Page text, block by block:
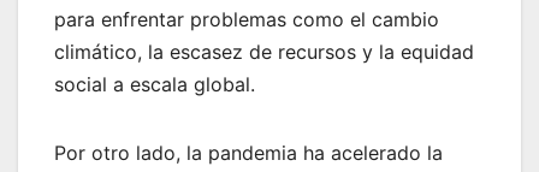
para enfrentar problemas como el cambio
climático, la escasez de recursos y la equidad
social a escala global.
Por otro lado, la pandemia ha acelerado la